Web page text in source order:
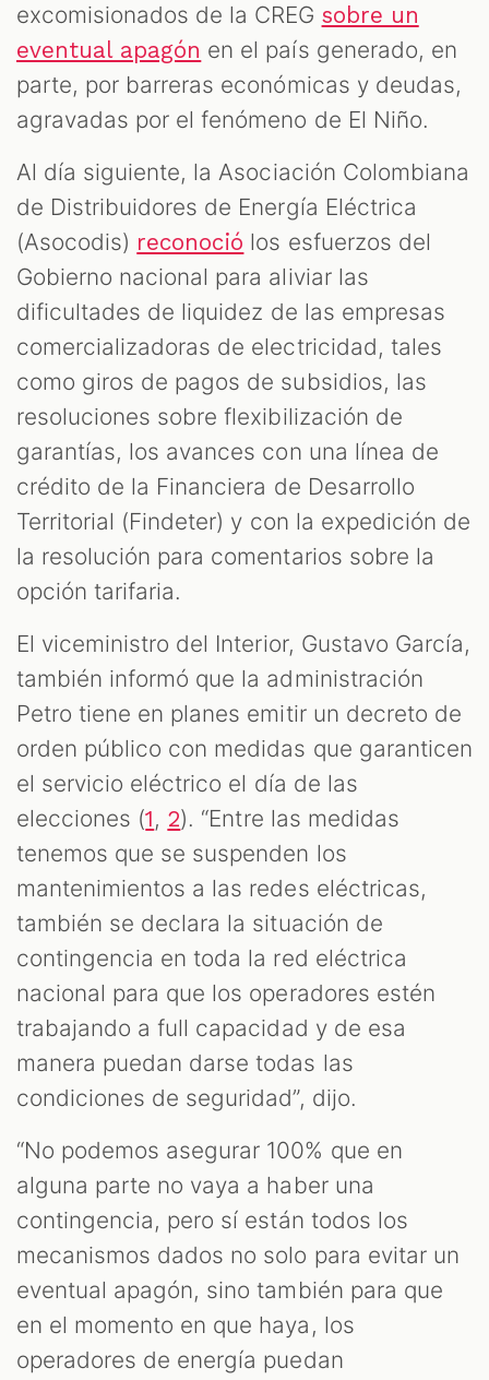
excomisionados de la CREG sobre un
eventual apagón en el país generado, en
parte, por barreras económicas y deudas,
agravadas por el fenómeno de El Niño.
Al día siguiente, la Asociación Colombiana
de Distribuidores de Energía Eléctrica
(Asocodis) reconoció los esfuerzos del
Gobierno nacional para aliviar las
dificultades de liquidez de las empresas
comercializadoras de electricidad, tales
como giros de pagos de subsidios, las
resoluciones sobre flexibilización de
garantías, los avances con una línea de
crédito de la Financiera de Desarrollo
Territorial (Findeter) y con la expedición de
la resolución para comentarios sobre la
opción tarifaria.
El viceministro del Interior, Gustavo García,
también informó que la administración
Petro tiene en planes emitir un decreto de
orden público con medidas que garanticen
el servicio eléctrico el día de las
elecciones (1, 2). “Entre las medidas
tenemos que se suspenden los
mantenimientos a las redes eléctricas,
también se declara la situación de
contingencia en toda la red eléctrica
nacional para que los operadores estén
trabajando a full capacidad y de esa
manera puedan darse todas las
condiciones de seguridad”, dijo.
“No podemos asegurar 100% que en
alguna parte no vaya a haber una
contingencia, pero sí están todos los
mecanismos dados no solo para evitar un
eventual apagón, sino también para que
en el momento en que haya, los
operadores de energía puedan